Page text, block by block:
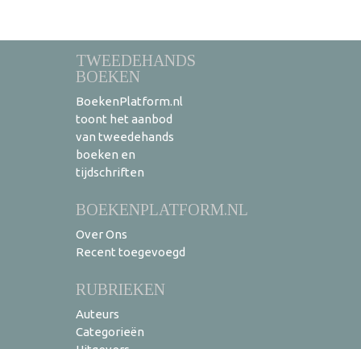
TWEEDEHANDS
BOEKEN
BoekenPlatform.nl
toont het aanbod
van tweedehands
boeken en
tijdschriften
BOEKENPLATFORM.NL
Over Ons
Recent toegevoegd
RUBRIEKEN
Auteurs
Categorieën